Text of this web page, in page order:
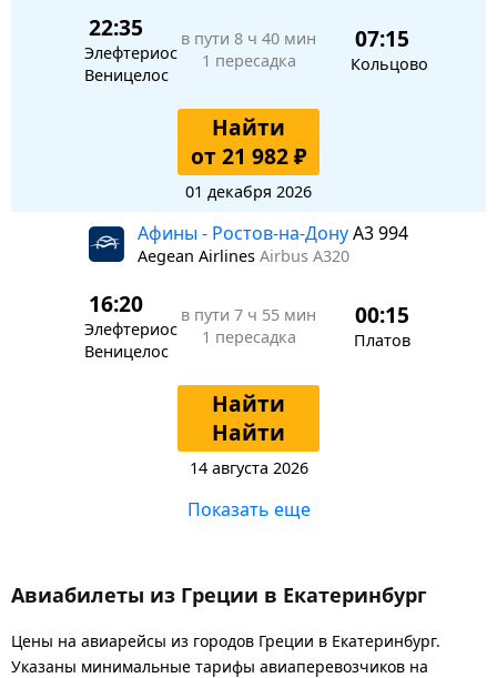
22:35
Элефтериос
Веницелос
в пути 8 ч 40 мин
1 пересадка
07:15
Кольцово
Найти
от 21 982 ₽
01 декабря 2026
Афины - Ростов-на-ДонуA3 994
Aegean Airlines Airbus A320
16:20
Элефтериос
Веницелос
в пути 7 ч 55 мин
1 пересадка
00:15
Платов
Найти
Найти
14 августа 2026
Показать еще
Авиабилеты из Греции в Екатеринбург
Цены на авиарейсы из городов Греции в Екатеринбург.
Указаны минимальные тарифы авиаперевозчиков на